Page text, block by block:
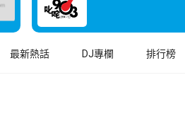
最新熱話 DJ專欄 排行榜